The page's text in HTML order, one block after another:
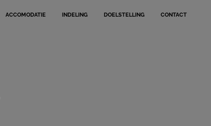
ACCOMODATIE INDELING DOELSTELLING CONTACT